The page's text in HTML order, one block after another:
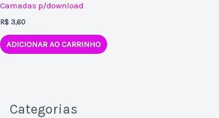
Camadas p/download
R$ 3,60
ADICIONAR AO CARRINHO
Categorias